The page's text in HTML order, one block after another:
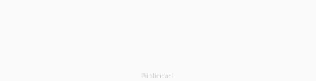
Publicidad